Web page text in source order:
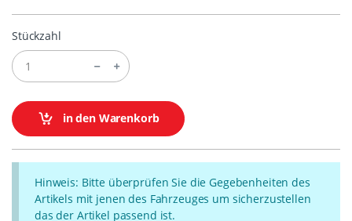
Stückzahl
in den Warenkorb
Hinweis: Bitte überprüfen Sie die Gegebenheiten des
Artikels mit jenen des Fahrzeuges um sicherzustellen
das der Artikel passend ist.